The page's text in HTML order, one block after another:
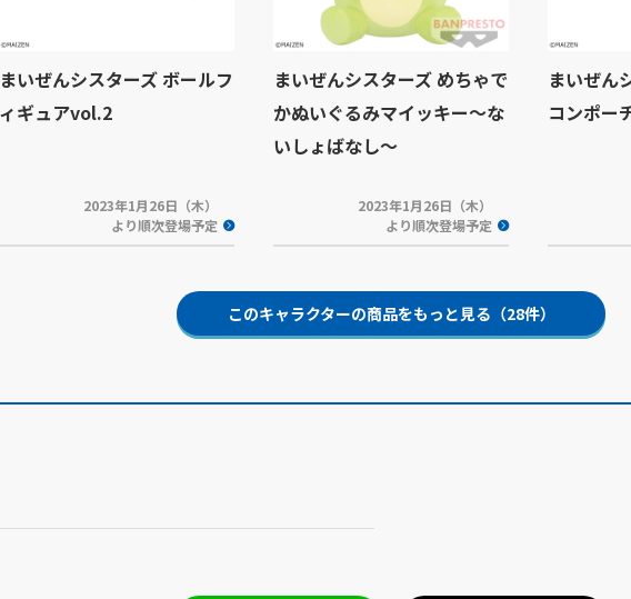
まいぜんシスターズ ボールフ
ィギュアvol.2
2023年1月26日（木）
より順次登場予定
まいぜんシスターズ めちゃで
かぬいぐるみマイッキー～な
いしょばなし～
2023年1月26日（木）
より順次登場予定
まいぜん
コンポー
このキャラクターの商品をもっと見る（28件）